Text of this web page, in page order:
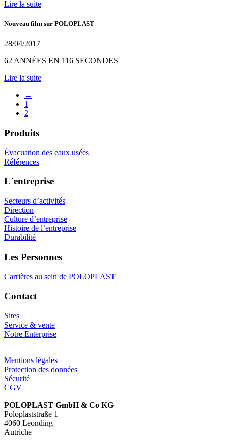
Lire la suite
Nouveau film sur POLOPLAST
28/04/2017
62 ANNÉES EN 116 SECONDES
Lire la suite
←
1
2
Produits
Évacuation des eaux usées
Références
L`entreprise
Secteurs d’activités
Direction
Culture d’entreprise
Histoire de l’entreprise
Durabilité
Les Personnes
Carrières au sein de POLOPLAST
Contact
Sites
Service & vente
Notre Enterprise
Mentions légales
Protection des données
Sécurité
CGV
POLOPLAST GmbH & Co KG
Poloplaststraße 1
4060 Leonding
Autriche